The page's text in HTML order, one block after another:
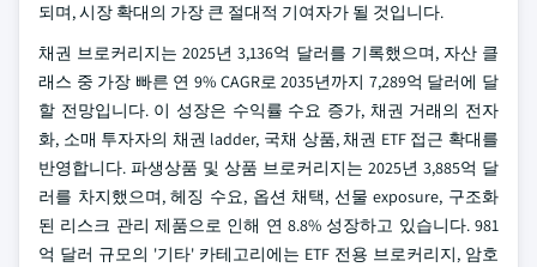
되며, 시장 확대의 가장 큰 절대적 기여자가 될 것입니다.
채권 브로커리지는 2025년 3,136억 달러를 기록했으며, 자산 클
래스 중 가장 빠른 연 9% CAGR로 2035년까지 7,289억 달러에 달
할 전망입니다. 이 성장은 수익률 수요 증가, 채권 거래의 전자
화, 소매 투자자의 채권 ladder, 국채 상품, 채권 ETF 접근 확대를
반영합니다. 파생상품 및 상품 브로커리지는 2025년 3,885억 달
러를 차지했으며, 헤징 수요, 옵션 채택, 선물 exposure, 구조화
된 리스크 관리 제품으로 인해 연 8.8% 성장하고 있습니다. 981
억 달러 규모의 '기타' 카테고리에는 ETF 전용 브로커리지, 암호